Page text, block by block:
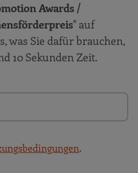
Awards /
" auf
was Sie dafür brauchen,
10 Sekunden Zeit.
.